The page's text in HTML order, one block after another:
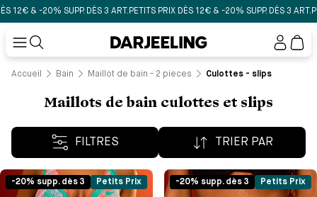
& -20% SUPP. DÈS 3 ART.PETITS PRIX DÈS 12€ & -20% SUPP. DÈS 3 ART.PETITS
Mon
Accueil Bain Maillot de bain - 2 pieces Culottes - slips
Maillots de bain culottes et slips
FILTRES TRIER PAR
-20% supp. dès 3 Petits Prix -20% supp. dès 3 Petits Prix